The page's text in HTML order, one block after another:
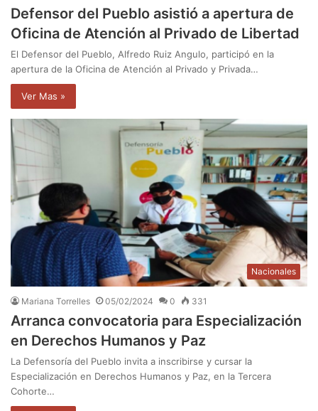
Defensor del Pueblo asistió a apertura de
Oficina de Atención al Privado de Libertad
El Defensor del Pueblo, Alfredo Ruiz Angulo, participó en la
apertura de la Oficina de Atención al Privado y Privada…
Ver Mas »
Nacionales
Mariana Torrelles 05/02/2024 0 331
Arranca convocatoria para Especialización
en Derechos Humanos y Paz
La Defensoría del Pueblo invita a inscribirse y cursar la
Especialización en Derechos Humanos y Paz, en la Tercera
Cohorte…